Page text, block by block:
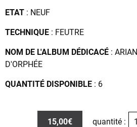
ETAT : NEUF
TECHNIQUE : FEUTRE
NOM DE L'ALBUM DÉDICACÉ :
D'ORPHÉE
QUANTITÉ DISPONIBLE : 6
15,00€ quantité :